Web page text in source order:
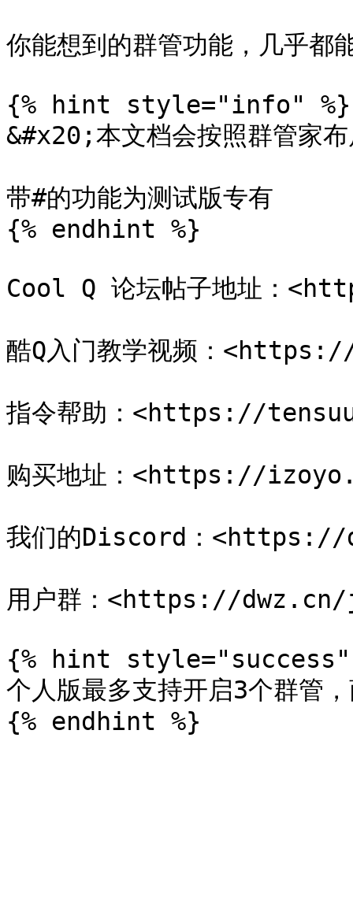
你能想到的群管功能，几乎都
{% hint style="info" %}
&#x20;本文档会按照群管家
带#的功能为测试版专有
{% endhint %}
Cool Q 论坛帖子地址：
酷Q入门教学视频：
指令帮助：<https://
购买地址：<https://
我们的Discord：<https://
用户群：<https://
{% hint style="success"
个人版最多支持开启3个群管